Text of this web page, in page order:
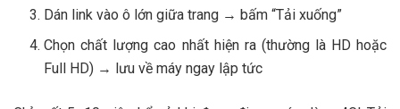
Dán link vào ô lớn giữa trang → bấm “Tải xuống”
Chọn chất lượng cao nhất hiện ra (thường là HD hoặc
Full HD) → lưu về máy ngay lập tức